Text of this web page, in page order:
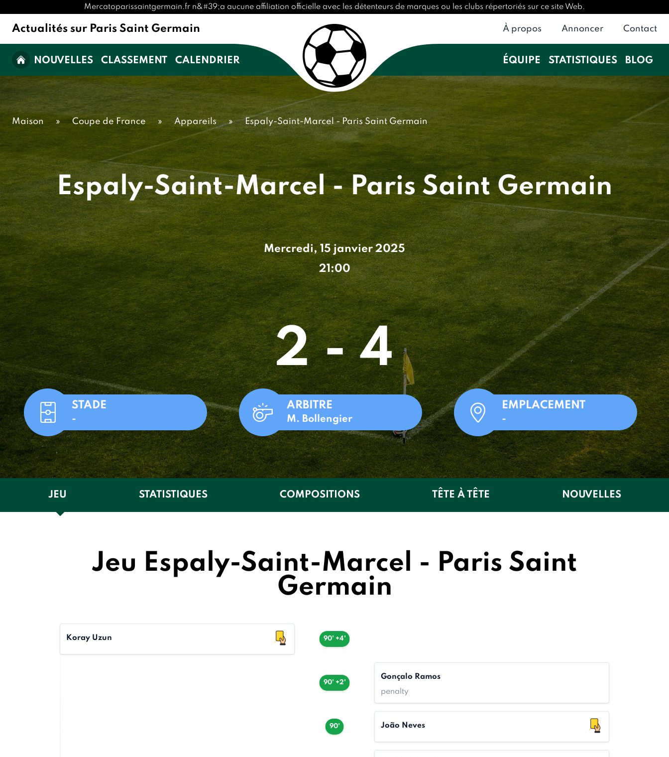
Mercatoparissaintgermain.fr n&#39;a aucune affiliation officielle avec les détenteurs de marques ou les clubs répertoriés sur ce site Web.
Actualités sur Paris Saint Germain À propos Annoncer Contact
NOUVELLES CLASSEMENT CALENDRIER ÉQUIPE STATISTIQUES BLOG
Maison » Coupe de France » Appareils » Espaly-Saint-Marcel - Paris Saint Germain
Espaly-Saint-Marcel - Paris Saint Germain
Mercredi, 15 janvier 2025
21:00
2 - 4
STADE
-
ARBITRE
M. Bollengier
EMPLACEMENT
-
JEU STATISTIQUES COMPOSITIONS TÊTE À TÊTE NOUVELLES
Jeu Espaly-Saint-Marcel - Paris Saint
Germain
90' +4'
Koray Uzun
90' +2'
Gonçalo Ramos
penalty
90' João Neves